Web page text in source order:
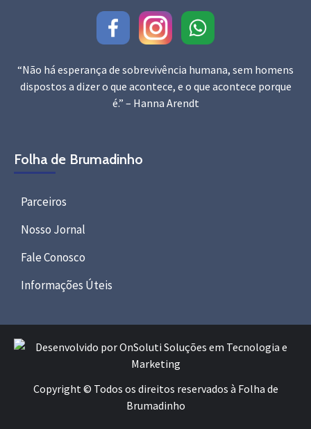
“Não há esperança de sobrevivência humana, sem homens
dispostos a dizer o que acontece, e o que acontece porque
é.” – Hanna Arendt
Folha de Brumadinho
Parceiros
Nosso Jornal
Fale Conosco
Informações Úteis
Copyright © Todos os direitos reservados à Folha de
Brumadinho